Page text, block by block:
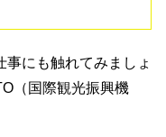
にも触れてみましょ
（国際観光振興機